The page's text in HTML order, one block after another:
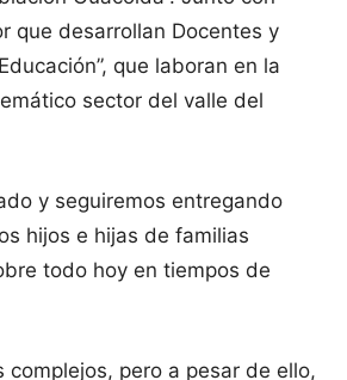
que desarrollan Docentes y
que laboran en la
sector del valle del
y seguiremos entregando
hijos e hijas de familias
todo hoy en tiempos de
complejos, pero a pesar de ello,